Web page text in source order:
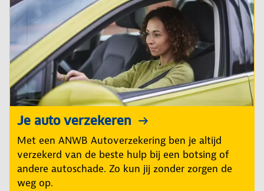
Je auto verzekeren
Met een ANWB Autoverzekering ben je altijd
verzekerd van de beste hulp bij een botsing of
andere autoschade. Zo kun jij zonder zorgen de
weg op.